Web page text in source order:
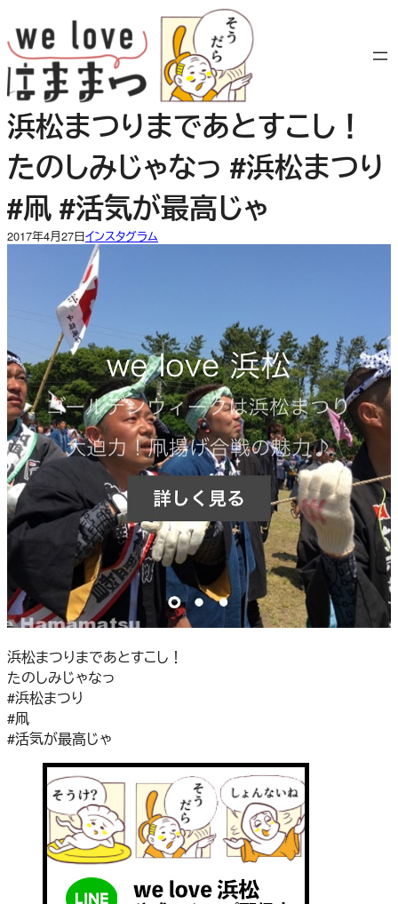
容
を
ス
キ
ッ
プ
浜松まつりまであとすこし！
たのしみじゃなっ #浜松まつり
#凧 #活気が最高じゃ
2017年4月27日インスタグラム
浜松まつりまであとすこし！
たのしみじゃなっ
#浜松まつり
#凧
#活気が最高じゃ